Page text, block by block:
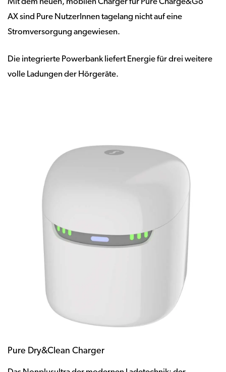
Mit dem neuen, mobilen Charger für Pure Charge&Go
AX sind Pure NutzerInnen tagelang nicht auf eine
Stromversorgung angewiesen.
Die integrierte Powerbank liefert Energie für drei weitere
volle Ladungen der Hörgeräte.
Pure Dry&Clean Charger